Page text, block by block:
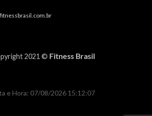
2021 © Fitness Brasil
e Hora: 07/08/2026 15:12:07